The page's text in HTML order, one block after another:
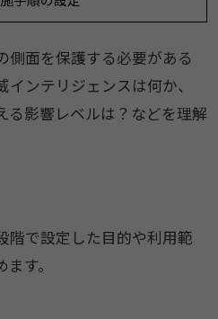
側面を保護する必要がある
ンテリジェンスは何か、
る影響レベルは？などを理解
階で設定した目的や利用範
す。